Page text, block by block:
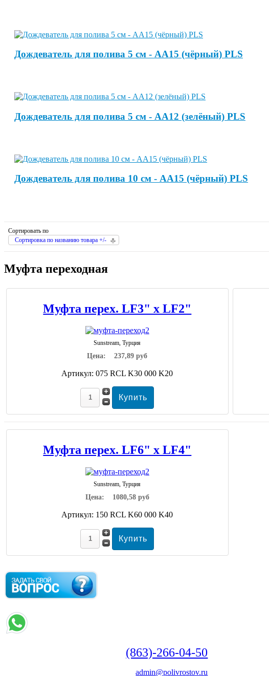
Дождеватель для полива 5 см - АА15 (чёрный) PLS
Дождеватель для полива 5 см - АА12 (зелёный) PLS
Дождеватель для полива 10 см - АА15 (чёрный) PLS
Сортировать по
Сортировка по названию товара +/-
Муфта переходная
Муфта перех. LF3" х LF2"
Sunstream, Турция
Цена: 237,89 руб
Артикул: 075 RCL K30 000 K20
Муфта перех. LF6" х LF4"
Sunstream, Турция
Цена: 1080,58 руб
Артикул: 150 RCL K60 000 K40
(863)-266-04-50
admin@polivrostov.ru